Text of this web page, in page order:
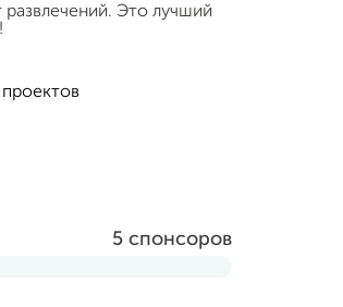
Это лучший
5 спонсоров